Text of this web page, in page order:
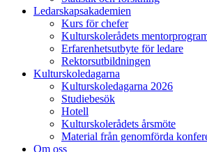
Ledarskapsakademien
Kurs för chefer
Kulturskolerådets
Erfarenhetsutbyte för ledare
Rektorsutbildningen
Kulturskoledagarna
Kulturskoledagarna 2026
Studiebesök
Hotell
Kulturskolerådets årsmöte
Material från genomförda
Om oss